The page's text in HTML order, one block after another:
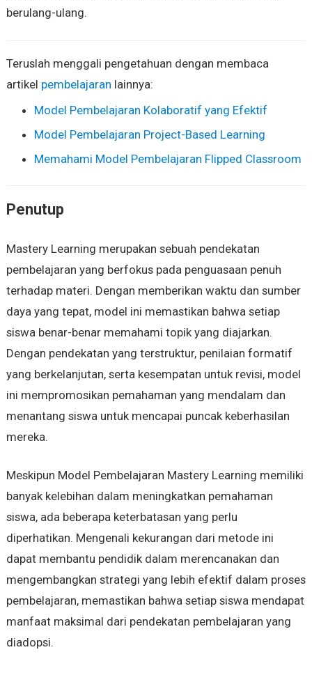
berulang-ulang.
Teruslah menggali pengetahuan dengan membaca
artikel pembelajaran lainnya:
Model Pembelajaran Kolaboratif yang Efektif
Model Pembelajaran Project-Based Learning
Memahami Model Pembelajaran Flipped Classroom
Penutup
Mastery Learning merupakan sebuah pendekatan
pembelajaran yang berfokus pada penguasaan penuh
terhadap materi. Dengan memberikan waktu dan sumber
daya yang tepat, model ini memastikan bahwa setiap
siswa benar-benar memahami topik yang diajarkan.
Dengan pendekatan yang terstruktur, penilaian formatif
yang berkelanjutan, serta kesempatan untuk revisi, model
ini mempromosikan pemahaman yang mendalam dan
menantang siswa untuk mencapai puncak keberhasilan
mereka.
Meskipun Model Pembelajaran Mastery Learning memiliki
banyak kelebihan dalam meningkatkan pemahaman
siswa, ada beberapa keterbatasan yang perlu
diperhatikan. Mengenali kekurangan dari metode ini
dapat membantu pendidik dalam merencanakan dan
mengembangkan strategi yang lebih efektif dalam proses
pembelajaran, memastikan bahwa setiap siswa mendapat
manfaat maksimal dari pendekatan pembelajaran yang
diadopsi.